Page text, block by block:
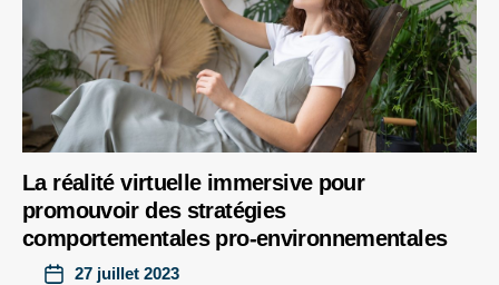
La réalité virtuelle immersive pour
promouvoir des stratégies
comportementales pro-environnementales
27 juillet 2023